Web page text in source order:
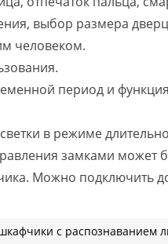
выбор размера
человеком.
период и
в режиме
замками может
Можно подключить